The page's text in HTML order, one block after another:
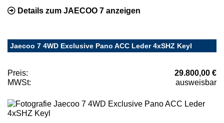
Details zum JAECOO 7 anzeigen
Jaecoo 7 4WD Exclusive Pano ACC Leder 4xSHZ Keyl
Preis:
29.800,00 €
MWSt:
ausweisbar